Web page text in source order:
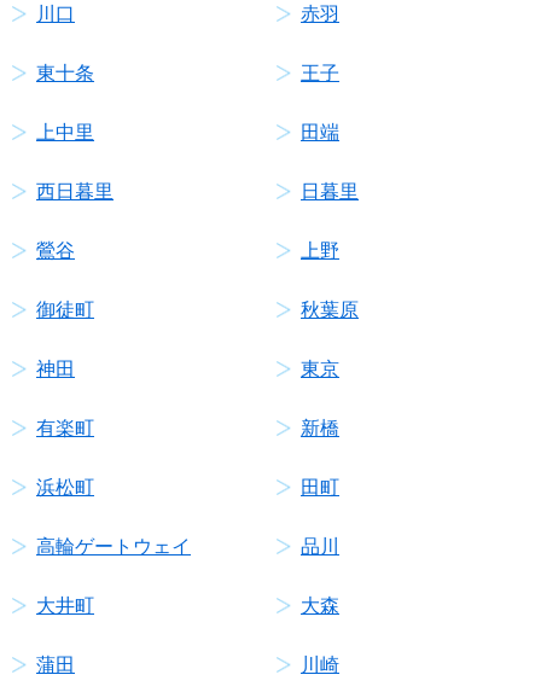
川口 赤羽
東十条 王子
上中里 田端
西日暮里 日暮里
鶯谷 上野
御徒町 秋葉原
神田 東京
有楽町 新橋
浜松町 田町
高輪ゲートウェイ 品川
大井町 大森
蒲田 川崎